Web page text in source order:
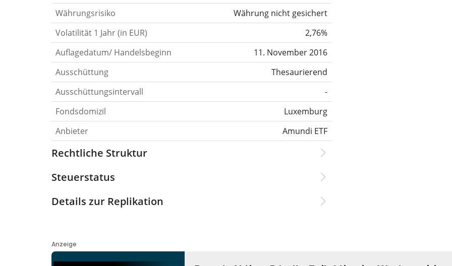
Währungsrisiko
Währung nicht gesichert
Volatilität 1 Jahr (in EUR)
2,76%
Auflagedatum/ Handelsbeginn
11. November 2016
Ausschüttung
Thesaurierend
Ausschüttungsintervall
-
Fondsdomizil
Luxemburg
Anbieter
Amundi ETF
Rechtliche Struktur
Steuerstatus
Details zur Replikation